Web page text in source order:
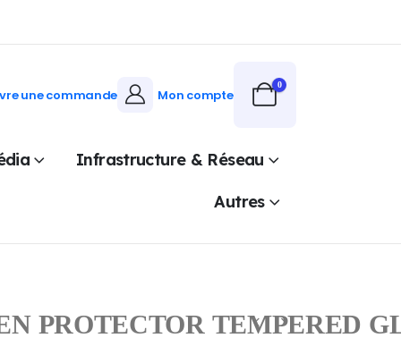
une commande Mon compte
0
Infrastructure & Réseau
Autres
PROTECTOR TEMPERED